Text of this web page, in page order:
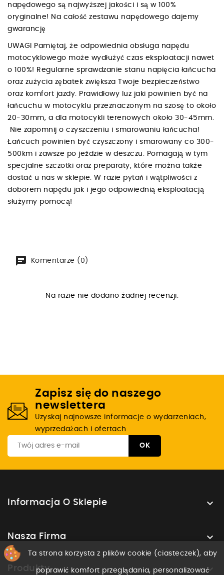
napędowego są najwyższej jakości i są w 100%
oryginalne! Na całość zestawu napędowego dajemy
gwarancję
UWAGI Pamiętaj, że odpowiednia obsługa napędu
motocyklowego może wydłużyć czas eksploatacji nawet
o 100%! Regularne sprawdzanie stanu napięcia łańcucha
oraz zużycia zębatek zwiększa Twoje bezpieczeństwo
oraz komfort jazdy. Prawidłowy luz jaki powinien być na
łańcuchu w motocyklu przeznaczonym na szosę to około
20-30mm, a dla motocykli terenowych około 30-45mm.
Nie zapomnij o czyszczeniu i smarowaniu łańcucha!
Łańcuch powinien być czyszczony i smarowany co 300-
500km i zawsze po jeździe w deszczu. Pomagają w tym
specjalne szczotki oraz preparaty, które można także
dostać u nas w sklepie. W razie pytań i wątpliwości z
doborem napędu jak i jego odpowiednią eksploatacją
służymy pomocą!
Komentarze (0)
Na razie nie dodano żadnej recenzji.
Zapisz się do naszego
newslettera
Uzyskaj najnowsze informacje o wydarzeniach,
wyprzedażach i ofertach
Informacja O Sklepie 
Nasza Firma 
Produkty 
Ta strona korzysta z plików cookie (ciasteczek), aby
poprawić komfort przeglądania, personalizować